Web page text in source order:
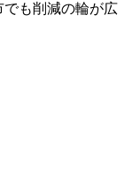
も削減の輪が広